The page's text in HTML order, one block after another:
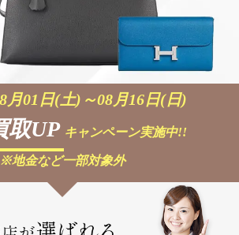
月01日(土)～08月16日(日)
取UP キャンペーン実施中!!
※地金など一部対象外